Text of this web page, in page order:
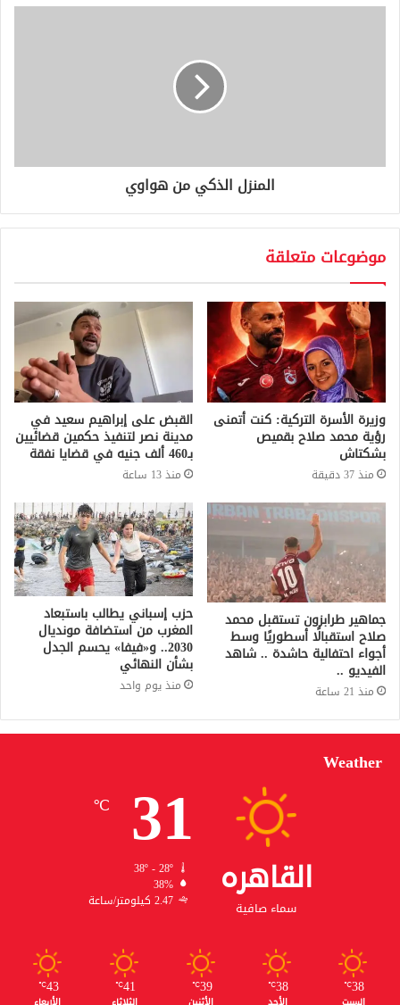
ي
المنزل الذكي من هواوي
موضوعات متعلقة
وزيرة الأسرة التركية: كنت أتمنى
رؤية محمد صلاح بقميص
بشكتاش
منذ 37 دقيقة
القبض على إبراهيم سعيد في
مدينة نصر لتنفيذ حكمين قضائيين
بـ460 ألف جنيه في قضايا نفقة
منذ 13 ساعة
جماهير طرابزون تستقبل محمد
صلاح استقبالًا أسطوريًا وسط
أجواء احتفالية حاشدة .. شاهد
الفيديو ..
منذ 21 ساعة
حزب إسباني يطالب باستبعاد
المغرب من استضافة مونديال
2030.. و«فيفا» يحسم الجدل
بشأن النهائي
منذ يوم واحد
Weather
القاهره
سماء صافية
31
℃
38º - 28º
38%
2.47 كيلومتر/ساعة
38
℃
38
℃
39
℃
41
℃
43
℃